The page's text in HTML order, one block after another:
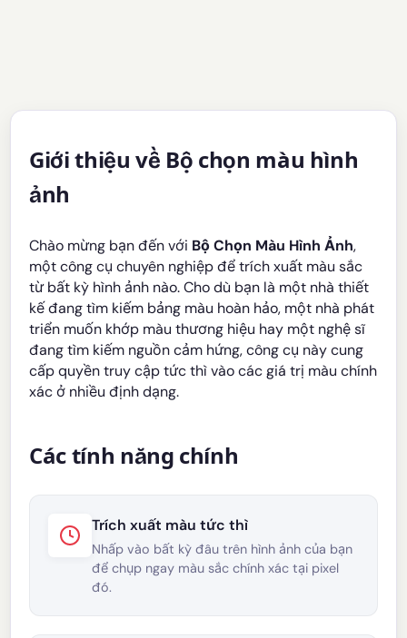
Giới thiệu về Bộ chọn màu hình
ảnh
Chào mừng bạn đến với Bộ Chọn Màu Hình Ảnh,
một công cụ chuyên nghiệp để trích xuất màu sắc
từ bất kỳ hình ảnh nào. Cho dù bạn là một nhà thiết
kế đang tìm kiếm bảng màu hoàn hảo, một nhà phát
triển muốn khớp màu thương hiệu hay một nghệ sĩ
đang tìm kiếm nguồn cảm hứng, công cụ này cung
cấp quyền truy cập tức thì vào các giá trị màu chính
xác ở nhiều định dạng.
Các tính năng chính
Trích xuất màu tức thì
Nhấp vào bất kỳ đâu trên hình ảnh của bạn
để chụp ngay màu sắc chính xác tại pixel
đó.